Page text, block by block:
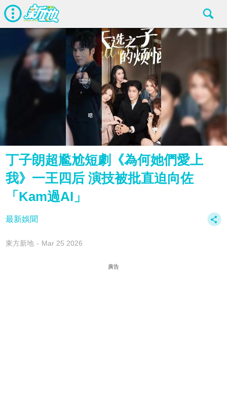
丁子朗超尷尬短劇《為何她們愛上
我》一王四后 演技被批直迫向佐
「Kam過AI」
最新娛聞
東方新地 Mar 25 2026
廣告